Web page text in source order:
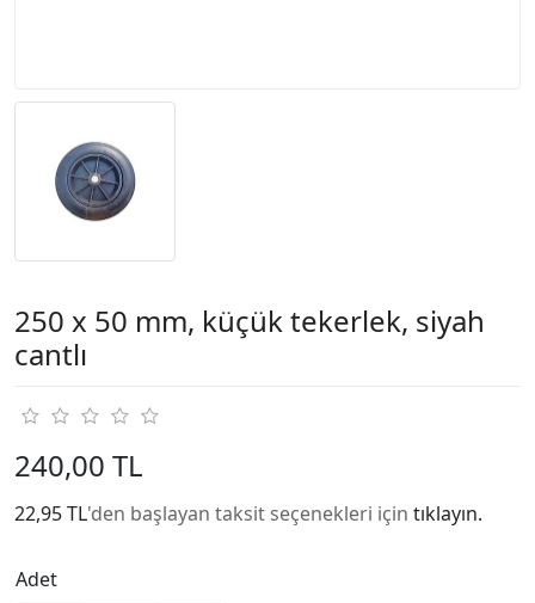
250 x 50 mm, küçük tekerlek, siyah
cantlı
240,00 TL
22,95 TL'den başlayan taksit seçenekleri için tıklayın.
Adet